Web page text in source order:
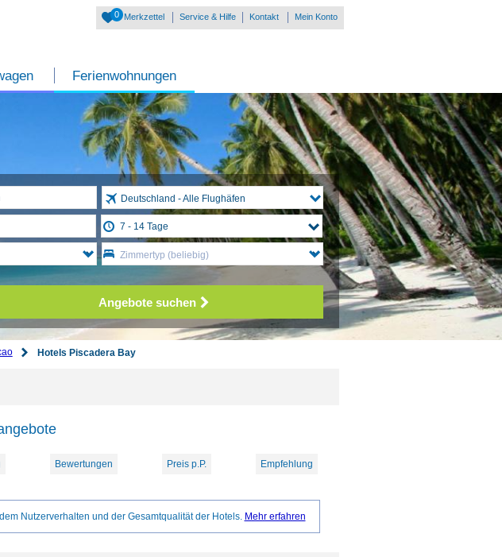
Ferienwohnungen
0 Merkzettel Service & Hilfe Kontakt Mein Konto
Deutschland - Alle Flughäfen
Zimmertyp (beliebig)
Angebote suchen
Hotels Piscadera Bay
Bewertungen Preis p.P. Empfehlung
Nutzerverhalten und der Gesamtqualität der Hotels. Mehr erfahren